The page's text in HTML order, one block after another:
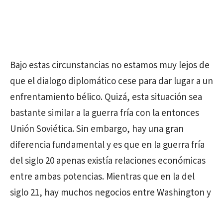
Bajo estas circunstancias no estamos muy lejos de
que el dialogo diplomático cese para dar lugar a un
enfrentamiento bélico. Quizá, esta situación sea
bastante similar a la guerra fría con la entonces
Unión Soviética. Sin embargo, hay una gran
diferencia fundamental y es que en la guerra fría
del siglo 20 apenas existía relaciones económicas
entre ambas potencias. Mientras que en la del
siglo 21, hay muchos negocios entre Washington y